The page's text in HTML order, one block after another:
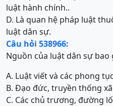
luật hành chính..
D. Là quan hệ pháp luật
luật dân sự.
Câu hỏi 538966:
Nguồn của luật dân sự bao
A. Luật viết và các phong
B. Đạo đức, truyền thống
C. Các chủ trương, đường